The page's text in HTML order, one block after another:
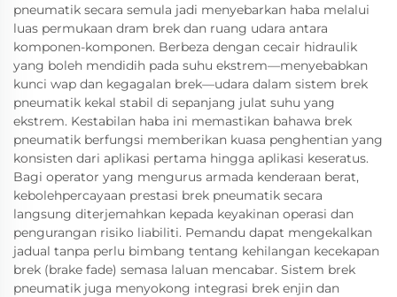
pneumatik secara semula jadi menyebarkan haba melalui
luas permukaan dram brek dan ruang udara antara
komponen-komponen. Berbeza dengan cecair hidraulik
yang boleh mendidih pada suhu ekstrem—menyebabkan
kunci wap dan kegagalan brek—udara dalam sistem brek
pneumatik kekal stabil di sepanjang julat suhu yang
ekstrem. Kestabilan haba ini memastikan bahawa brek
pneumatik berfungsi memberikan kuasa penghentian yang
konsisten dari aplikasi pertama hingga aplikasi keseratus.
Bagi operator yang mengurus armada kenderaan berat,
kebolehpercayaan prestasi brek pneumatik secara
langsung diterjemahkan kepada keyakinan operasi dan
pengurangan risiko liabiliti. Pemandu dapat mengekalkan
jadual tanpa perlu bimbang tentang kehilangan kecekapan
brek (brake fade) semasa laluan mencabar. Sistem brek
pneumatik juga menyokong integrasi brek enjin dan